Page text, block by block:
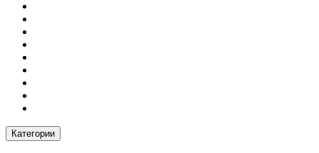
Категории